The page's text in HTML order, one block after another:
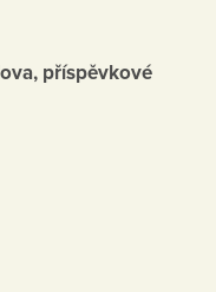
příspěvkové